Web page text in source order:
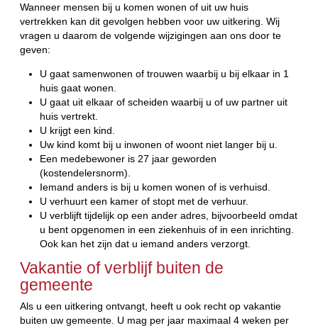
Wanneer mensen bij u komen wonen of uit uw huis
vertrekken kan dit gevolgen hebben voor uw uitkering. Wij
vragen u daarom de volgende wijzigingen aan ons door te
geven:
U gaat samenwonen of trouwen waarbij u bij elkaar in 1
huis gaat wonen.
U gaat uit elkaar of scheiden waarbij u of uw partner uit
huis vertrekt.
U krijgt een kind.
Uw kind komt bij u inwonen of woont niet langer bij u.
Een medebewoner is 27 jaar geworden
(kostendelersnorm).
Iemand anders is bij u komen wonen of is verhuisd.
U verhuurt een kamer of stopt met de verhuur.
U verblijft tijdelijk op een ander adres, bijvoorbeeld omdat
u bent opgenomen in een ziekenhuis of in een inrichting.
Ook kan het zijn dat u iemand anders verzorgt.
Vakantie of verblijf buiten de
gemeente
Als u een uitkering ontvangt, heeft u ook recht op vakantie
buiten uw gemeente. U mag per jaar maximaal 4 weken per